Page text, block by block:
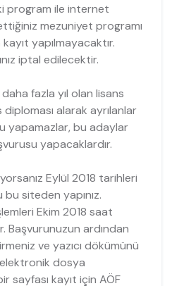
program ile internet
mezuniyet programı
yapılmayacaktır.
iptal edilecektir.
fazla yıl olan lisans
alarak ayrılanlar
yapamazlar, bu adaylar
yapacaklardır.
Eylül 2018 tarihleri
siteden yapınız.
Ekim 2018 saat
Başvurunuzun ardından
ve yazıcı dökümünü
elektronik dosya
sayfası kayıt için AÖF